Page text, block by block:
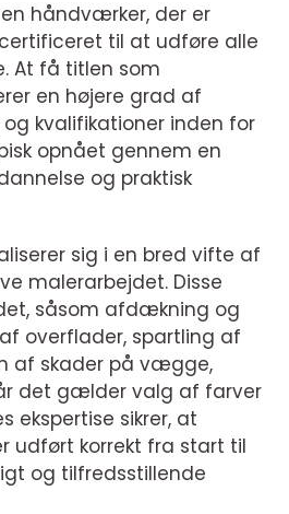
håndværker, der er
til at udføre alle
At få titlen som
en højere grad af
kvalifikationer inden for
opnået gennem en
og praktisk
sig i en bred vifte af
malerarbejdet. Disse
såsom afdækning og
overflader, spartling af
af skader på vægge,
det gælder valg af farver
ekspertise sikrer, at
udført korrekt fra start til
og tilfredsstillende